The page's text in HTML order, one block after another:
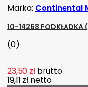
Marka: Continental
10-14268 PODKŁADKA (
(0)
23,50 zł brutto
19,11 zł netto